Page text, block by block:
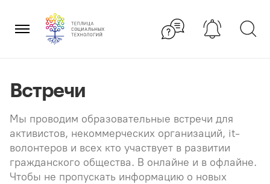
содержанию
×
Встречи
Мы проводим образовательные встречи для
активистов, некоммерческих организаций, it-
волонтеров и всех кто участвует в развитии
гражданского общества. В онлайне и в офлайне.
Чтобы не пропускать информацию о новых